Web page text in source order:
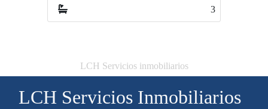
LCH Servicios inmobiliarios
LCH Servicios Inmobiliarios